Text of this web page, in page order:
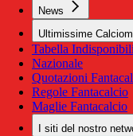
News
Ultimissime
Tabella Indisponibili
Nazionale
Quotazioni
Regole Fantacalcio
Maglie Fantacalcio
I siti del nostro